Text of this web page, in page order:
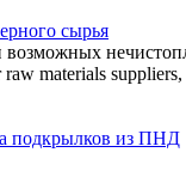
сырья
materials
подкрылков из ПНД